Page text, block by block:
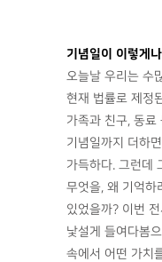
기념일이 이렇게
오늘날 우리는 수
현재 법률로 제정
가족과 친구, 동료
기념일까지 더하
가득하다. 그런데
무엇을, 왜 기억하
있었을까? 이번
낯설게 들여다봄
속에서 어떤 가치